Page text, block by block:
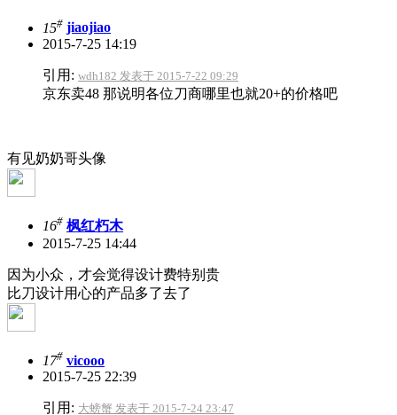
15# jiaojiao
2015-7-25 14:19
引用: wdh182 发表于 2015-7-22 09:29
京东卖48 那说明各位刀商哪里也就20+的价格吧
有见奶奶哥头像
16# 枫红朽木
2015-7-25 14:44
因为小众，才会觉得设计费特别贵
比刀设计用心的产品多了去了
17# vicooo
2015-7-25 22:39
引用: 大螃蟹 发表于 2015-7-24 23:47